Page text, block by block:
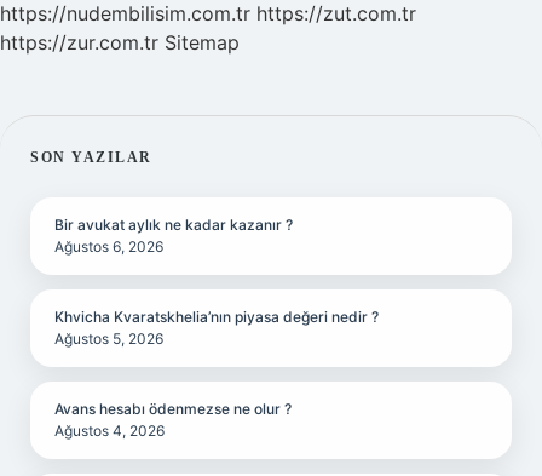
https://nudembilisim.com.tr https://zut.com.tr
https://zur.com.tr Sitemap
SIDEBAR
SON YAZILAR
Bir avukat aylık ne kadar kazanır ?
Ağustos 6, 2026
Khvicha Kvaratskhelia’nın piyasa değeri nedir ?
Ağustos 5, 2026
Avans hesabı ödenmezse ne olur ?
Ağustos 4, 2026